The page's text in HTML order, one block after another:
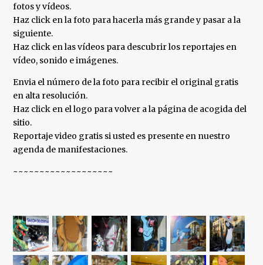
fotos y vídeos.
Haz click en la foto para hacerla más grande y pasar a la
siguiente.
Haz click en las vídeos para descubrir los reportajes en
vídeo, sonido e imágenes.
Envia el número de la foto para recibir el original gratis
en alta resolución.
Haz click en el logo para volver a la página de acogida del
sitio.
Reportaje video gratis si usted es presente en nuestro
agenda de manifestaciones.
~~~~~~~~~~~~~~~~~~~